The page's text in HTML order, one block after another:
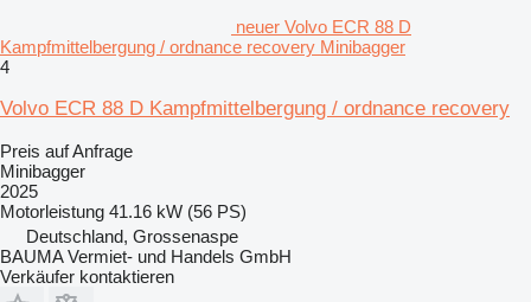
neuer Volvo ECR 88 D
Kampfmittelbergung / ordnance recovery Minibagger
4
Volvo ECR 88 D Kampfmittelbergung / ordnance recovery
Preis auf Anfrage
Minibagger
2025
Motorleistung 41.16 kW (56 PS)
Deutschland, Grossenaspe
BAUMA Vermiet- und Handels GmbH
Verkäufer kontaktieren